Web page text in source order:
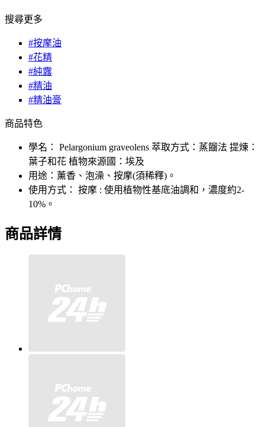
搜尋更多
#按摩油
#花精
#純露
#精油
#精油膏
商品特色
學名： Pelargonium graveolens 萃取方式：蒸餾法 提煉：
葉子和花 植物來源國：埃及
用途：薰香、泡澡、按摩(須稀釋)。
使用方式： 按摩 : 使用植物性基底油調和，濃度約2-
10%。
商品詳情